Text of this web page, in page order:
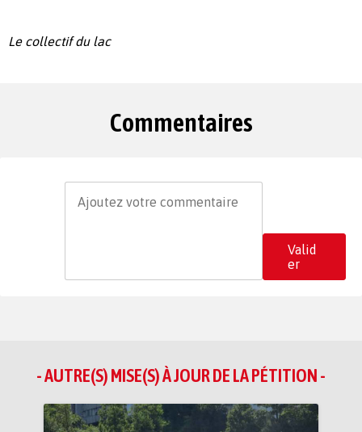
Le collectif du lac
Commentaires
Valid
er
- AUTRE(S) MISE(S) À JOUR DE LA PÉTITION -